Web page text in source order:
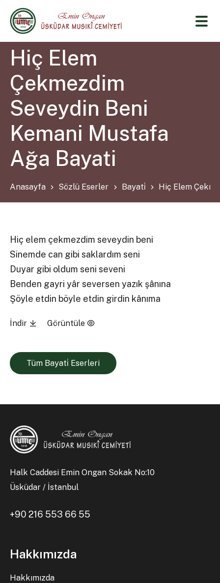
Hiç Elem
Çekmezdim
Seveydin Beni
Kemani Mustafa
Ağa Bayati
Anasayfa Sözlü Eserler Bayati̇ Hiç Elem
Hiç elem çekmezdim seveydin beni
Sinemde can gibi saklardım seni
Duyar gibi oldum seni seveni
Benden gayri yâr seversen yazık şânına
Şöyle etdin böyle etdin girdin kânıma
İndir Görüntüle
Tüm Bayati̇ Eserleri
Halk Caddesi Emin Ongan Sokak No:10
Üsküdar / İstanbul
+90 216 553 66 55
Hakkımızda
Hakkımızda